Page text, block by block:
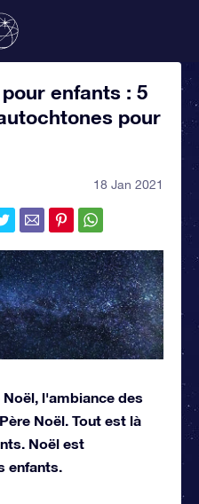
enfants : 5
pour
18 Jan 2021
l'ambiance des
Noël. Tout est là
Noël est
enfants.